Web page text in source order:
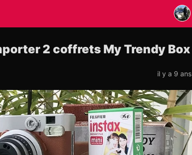
2 coffrets My Trendy Box
il y a 9 ans